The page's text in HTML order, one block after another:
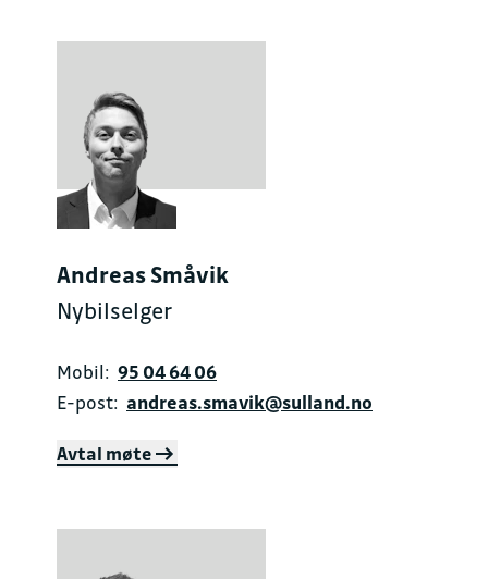
Andreas Småvik
Nybilselger
Mobil: 95 04 64 06
E-post: andreas.smavik@sulland.no
Avtal møte